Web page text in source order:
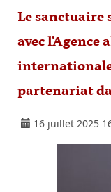
Le sanctuaire
avec l'Agence
partenariat
16 juillet 2025